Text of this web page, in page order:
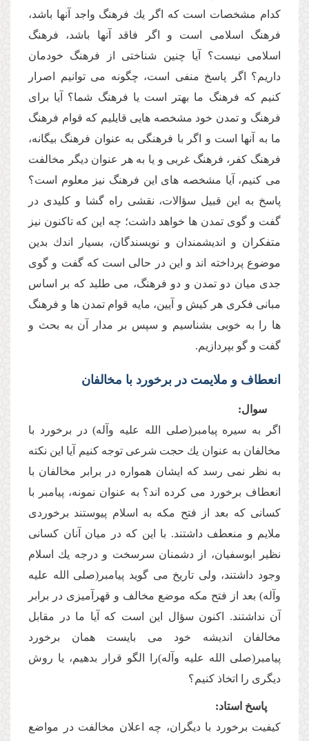
كدام مشخصات است كه اگر یك فرهنگ واجد آنها باشد،
فرهنگ اسلامى است و اگر فاقد آنها باشد، فرهنگ
اسلامى نیست؟ آیا چنین شناختى از فرهنگ خودمان
داریم؟ اگر پاسخ منفى است، چگونه مى توانیم اصرار
كنیم كه فرهنگ ما بهتر است یا فرهنگ شما؟ آیا براى
فرهنگ و تمدن خود مشخصه هایى قایلیم كه قوام فرهنگ
ما به آنها است و اگر با فرهنگى به عنوان فرهنگ بیگانه،
فرهنگ كفر، فرهنگ غربى و یا به هر عنوان دیگر مخالفت
مى كنیم، آیا مشخصه هاى این فرهنگ نیز معلوم است؟
پاسخ به این قبیل سؤالات، نقشى راه گشا و كلیدى در
گفت و گوى تمدن ها خواهد داشت؛ چه این كه تاكنون نیز
متفكران و اندیشمندان و نویسندگان، بسیار اندك بدین
موضوع پرداخته اند و این در حالى است كه گفت و گوى
جدى میان دو تمدن و دو فرهنگ، مى طلبد كه بر اساس
مبانى فكرى هر كیش و آیین، مایه قوام تمدن ها و فرهنگ
ها را به خوبى بشناسیم و سپس بر مدار آن به بحث و
گفت و گو بپردازیم.
انعطاف و ملایمت در برخورد با مخالفان
سوال:
اگر به سیره پیامبر(صلى الله علیه وآله) در برخورد با
مخالفان به عنوان یك حجت شرعى توجه كنیم آیا این نكته
به نظر نمى رسد كه ایشان همواره در برابر مخالفان با
انعطاف برخورد مى كرده اند؟ به عنوان نمونه، پیامبر با
كسانى كه بعد از فتح مكه به اسلام پیوستند برخوردى
ملایم و منعطف داشتند. با این كه در میان آنان كسانى
نظیر ابوسفیان، از دشمنان سرسخت و درجه یك اسلام
وجود داشتند، ولى تاریخ مى گوید پیامبر(صلى الله علیه
وآله) بعد از فتح مكه موضع مخالف و قهرآمیزى در برابر
آن نداشتند. اكنون سؤال این است كه آیا ما در مقابل
مخالفان اندیشه خود مى بایست همان برخورد
پیامبر(صلى الله علیه وآله)را الگو قرار بدهیم، یا روش
دیگرى را اتخاذ كنیم؟
پاسخ استاد:
كیفیت برخورد با دیگران، چه اعلان مخالفت در مواضع